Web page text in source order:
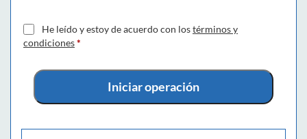
He leído y estoy de acuerdo con lostérminos y
condiciones*
Iniciar operación